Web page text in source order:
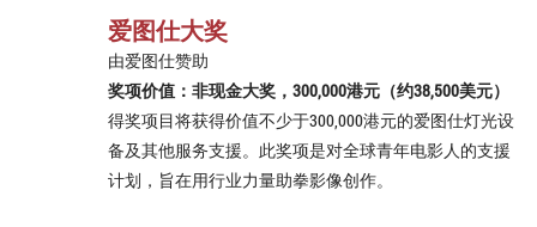
爱图仕大奖
由爱图仕赞助
奖项价值：非现金大奖，300,000港元（约38,500美元）
得奖项目将获得价值不少于300,000港元的爱图仕灯光设
备及其他服务支援。此奖项是对全球青年电影人的支援
计划，旨在用行业力量助拳影像创作。